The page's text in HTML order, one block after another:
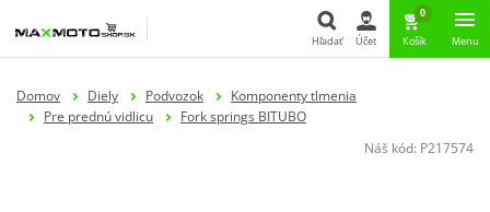
Hľadať Účet
0
Košík Menu
Domov Diely Podvozok
Komponenty tlmenia
Pre prednú vidlicu
Fork springs BITUBO
Náš kód: P217574